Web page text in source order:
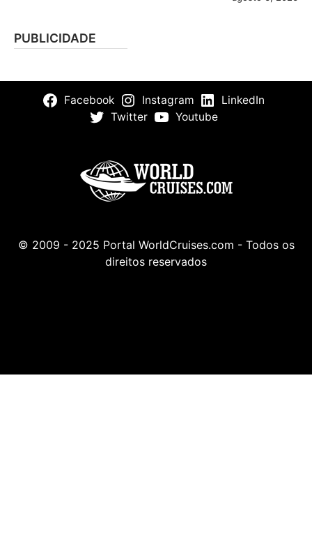
PUBLICIDADE
Facebook Instagram
LinkedIn
Twitter
Youtube
© 2009 - 2025 Portal WorldCruises.com - Todos os
direitos reservados